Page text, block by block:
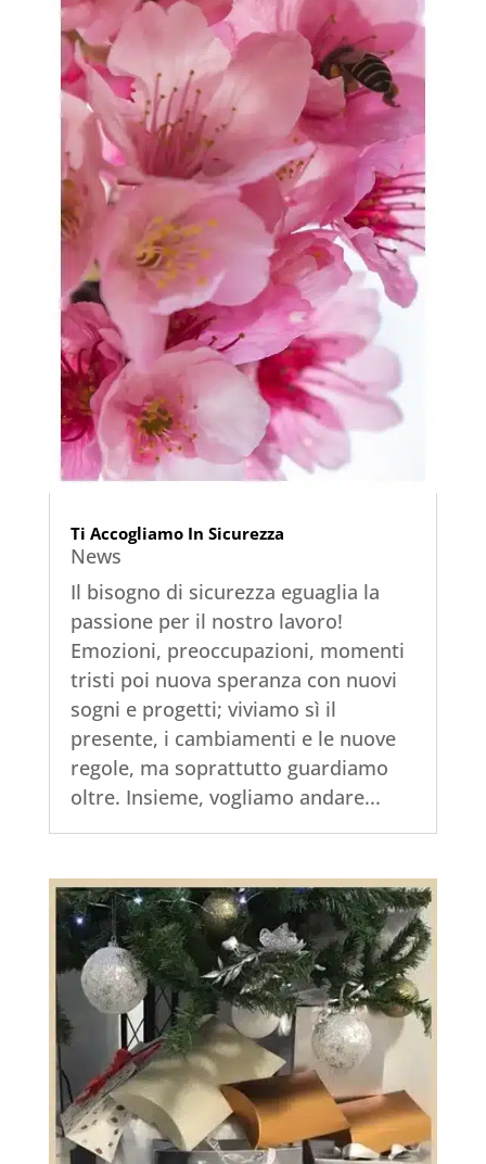
Ti Accogliamo In Sicurezza
News
Il bisogno di sicurezza eguaglia la
passione per il nostro lavoro!
Emozioni, preoccupazioni, momenti
tristi poi nuova speranza con nuovi
sogni e progetti; viviamo sì il
presente, i cambiamenti e le nuove
regole, ma soprattutto guardiamo
oltre. Insieme, vogliamo andare...